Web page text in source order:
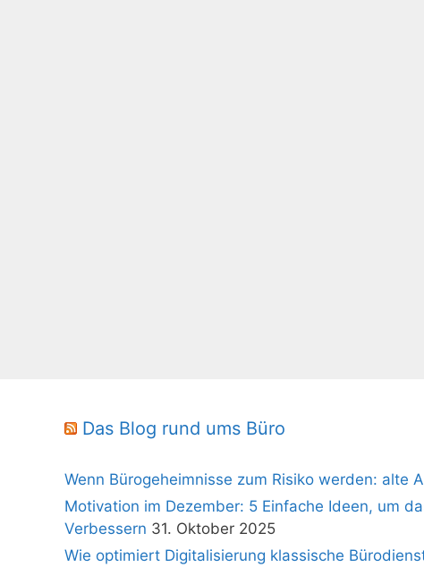
Das Blog rund ums Büro
Wenn Bürogeheimnisse zum Risiko werden: alte
Motivation im Dezember: 5 Einfache Ideen, um
Verbessern 31. Oktober 2025
Wie optimiert Digitalisierung klassische